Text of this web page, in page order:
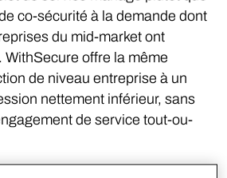
co-sécurité à la demande dont
du mid-market ont
offre la même
de niveau entreprise à un
nettement inférieur, sans
de service tout-ou-